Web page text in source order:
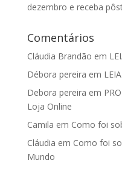
dezembro e receba
Comentários
Cláudia Brandão em
Débora pereira em
Debora pereira em
Loja Online
Camila em Como foi
Cláudia em Como foi
Mundo